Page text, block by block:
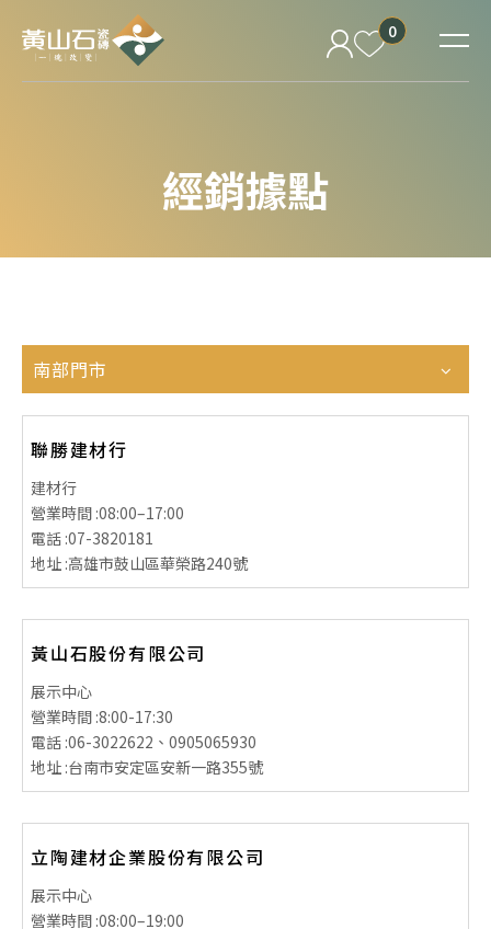
0
經銷據點
南部門市
聯勝建材行
建材行
營業時間 :08:00–17:00
電話 :07-3820181
地址 :高雄市鼓山區華榮路240號
黃山石股份有限公司
展示中心
營業時間 :8:00-17:30
電話 :06-3022622、0905065930
地址 :台南市安定區安新一路355號
立陶建材企業股份有限公司
展示中心
營業時間 :08:00–19:00